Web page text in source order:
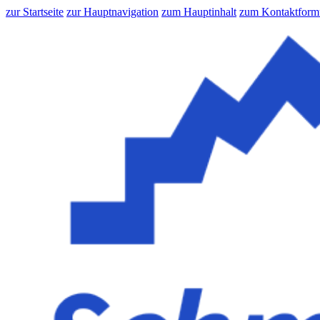
zur Startseite zur Hauptnavigation zum Hauptinhalt zum